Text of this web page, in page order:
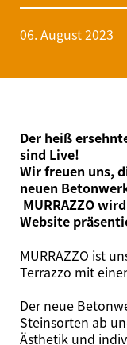
06. August 2023
Der heiß
sind Live!
Wir freuen uns,
neuen
MURRAZZO
Website
MURRAZZO ist
Terrazzo mit
Der neue
Steinsorten ab
Ästhetik und